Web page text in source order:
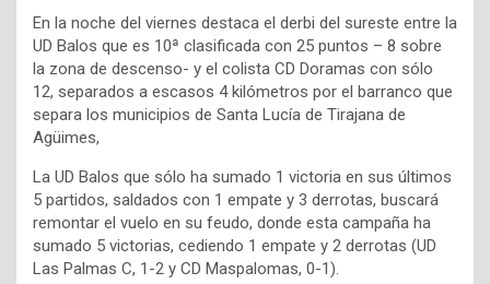
En la noche del viernes destaca el derbi del sureste entre la
UD Balos que es 10ª clasificada con 25 puntos – 8 sobre
la zona de descenso- y el colista CD Doramas con sólo
12, separados a escasos 4 kilómetros por el barranco que
separa los municipios de Santa Lucía de Tirajana de
Agüimes,
La UD Balos que sólo ha sumado 1 victoria en sus últimos
5 partidos, saldados con 1 empate y 3 derrotas, buscará
remontar el vuelo en su feudo, donde esta campaña ha
sumado 5 victorias, cediendo 1 empate y 2 derrotas (UD
Las Palmas C, 1-2 y CD Maspalomas, 0-1).